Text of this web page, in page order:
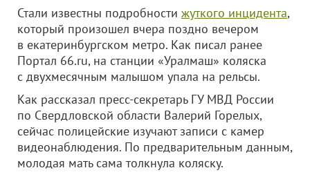
Стали известны подробности жуткого инцидента,
который произошел вчера поздно вечером
в екатеринбургском метро. Как писал ранее
Портал 66.ru, на станции «Уралмаш» коляска
с двухмесячным малышом упала на рельсы.
Как рассказал пресс-секретарь ГУ МВД России
по Свердловской области Валерий Горелых,
сейчас полицейские изучают записи с камер
видеонаблюдения. По предварительным данным,
молодая мать сама толкнула коляску.